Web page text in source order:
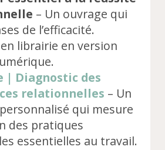
– Un ouvrage qui
de l’efficacité.
librairie en version
| Diagnostic des
relationnelles – Un
qui mesure
des pratiques
essentielles au travail.